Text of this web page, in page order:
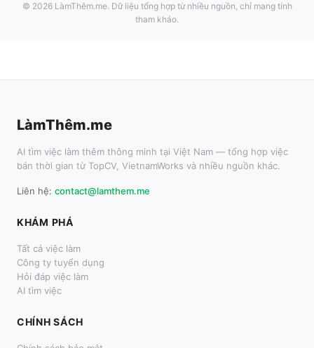
© 2026 LàmThêm.me. Dữ liệu tổng hợp từ nhiều nguồn, chỉ mang tính
tham khảo.
LàmThêm.me
AI tìm việc làm thêm thông minh tại Việt Nam — tổng hợp việc
bán thời gian từ TopCV, VietnamWorks và nhiều nguồn khác.
Liên hệ: contact@lamthem.me
KHÁM PHÁ
Tất cả việc làm
Công ty tuyển dụng
Hỏi đáp việc làm
AI tìm việc
CHÍNH SÁCH